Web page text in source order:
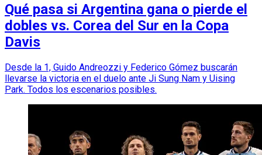
Qué pasa si Argentina gana o pierde el
dobles vs. Corea del Sur en la Copa
Davis
Desde la 1, Guido Andreozzi y Federico Gómez buscarán
llevarse la victoria en el duelo ante Ji Sung Nam y Uising
Park. Todos los escenarios posibles.